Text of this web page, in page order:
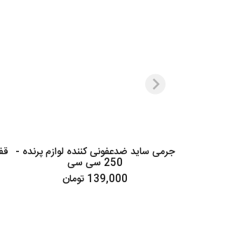
جرمی ساید ضدعفونی کننده لوازم پرنده -
250 سی سی
139,000 تومان